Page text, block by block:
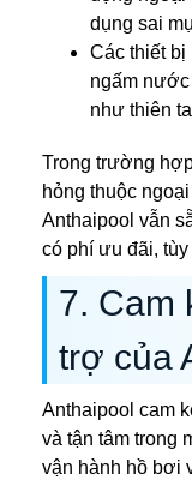
dụng sai
Các thiết bị
ngấm
như thiên
Trong trường
hỏng thuộc
Anthaipool vẫn
có phí ưu đãi,
7. Cam
trợ của
Anthaipool cam
và tận tâm trong
vận hành hồ bơi